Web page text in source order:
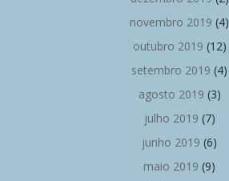
novembro 2019 (4)
outubro 2019 (12)
setembro 2019 (4)
agosto 2019 (3)
julho 2019 (7)
junho 2019 (6)
maio 2019 (9)